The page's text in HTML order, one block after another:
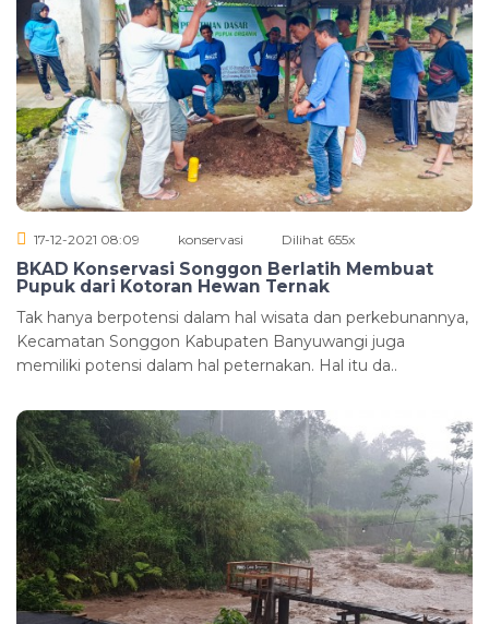
17-12-2021 08:09 konservasi Dilihat 655x
BKAD Konservasi Songgon Berlatih Membuat
Pupuk dari Kotoran Hewan Ternak
Tak hanya berpotensi dalam hal wisata dan perkebunannya,
Kecamatan Songgon Kabupaten Banyuwangi juga
memiliki potensi dalam hal peternakan. Hal itu da..